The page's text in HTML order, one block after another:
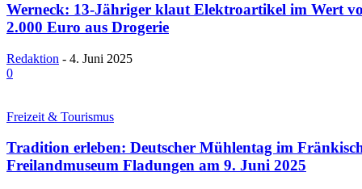
Werneck: 13-Jähriger klaut Elektroartikel im Wert
2.000 Euro aus Drogerie
Redaktion - 4. Juni 2025
0
Freizeit & Tourismus
Tradition erleben: Deutscher Mühlentag im
Freilandmuseum Fladungen am 9. Juni 2025